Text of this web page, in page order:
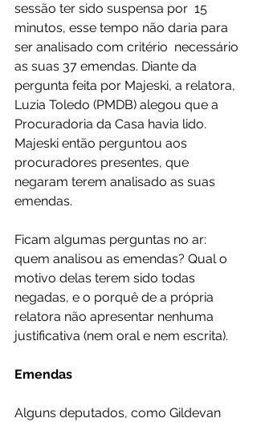
sessão ter sido suspensa por  15
minutos, esse tempo não daria para
ser analisado com critério  necessário
as suas 37 emendas. Diante da
pergunta feita por Majeski, a relatora,
Luzia Toledo (PMDB) alegou que a
Procuradoria da Casa havia lido.
Majeski então perguntou aos
procuradores presentes, que
negaram terem analisado as suas
emendas.
Ficam algumas perguntas no ar:
quem analisou as emendas? Qual o
motivo delas terem sido todas
negadas, e o porquê de a própria
relatora não apresentar nenhuma
justificativa (nem oral e nem escrita).
Emendas
Alguns deputados, como Gildevan